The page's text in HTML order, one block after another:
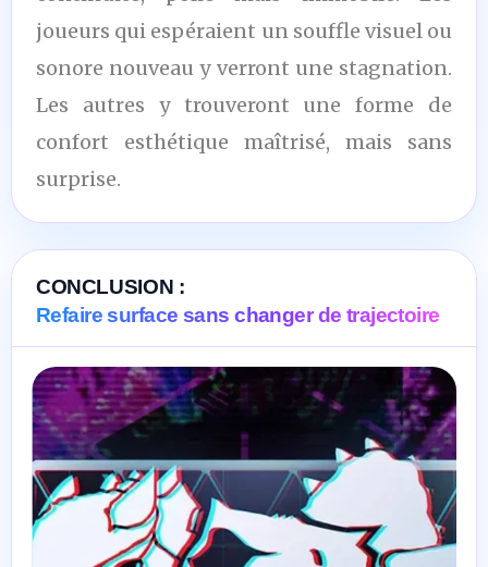
joueurs qui espéraient un souffle visuel ou
sonore nouveau y verront une stagnation.
Les autres y trouveront une forme de
confort esthétique maîtrisé, mais sans
surprise.
CONCLUSION :
Refaire surface sans changer de trajectoire